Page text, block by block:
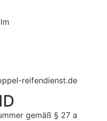
reifendienst.de
gemäß § 27 a